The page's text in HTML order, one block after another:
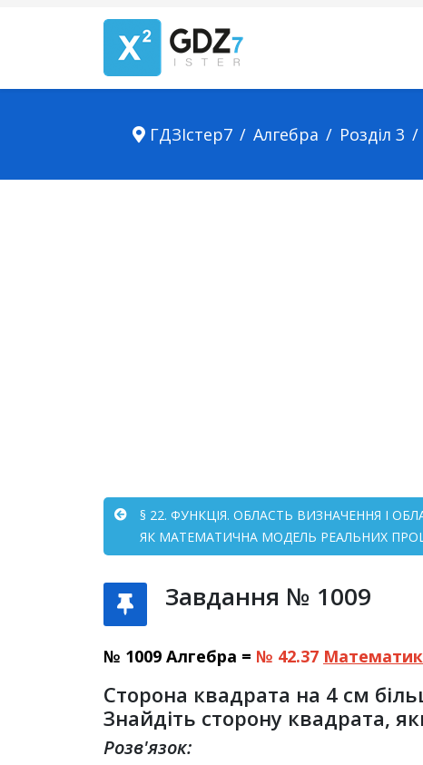
ГДЗІстер7 Алгебра Розділ 3
§ 22. ФУНКЦІЯ. ОБЛАСТЬ ВИЗНАЧЕННЯ І
ЯК МАТЕМАТИЧНА МОДЕЛЬ РЕАЛЬНИХ
Завдання № 1009
№ 1009 Алгебра = № 42.37
Сторона квадрата на 4 см
Знайдіть сторону квадрата,
Розв'язок: